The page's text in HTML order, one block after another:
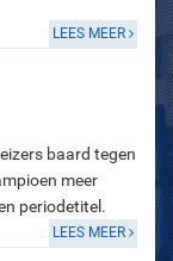
LEES MEER
baard tegen
meer
periodetitel.
LEES MEER